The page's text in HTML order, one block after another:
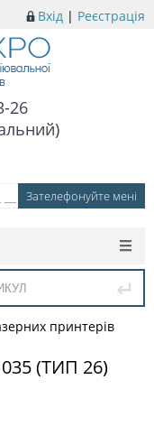
Вхід | Реєстрація
26
принтерів
(ТИП 26)